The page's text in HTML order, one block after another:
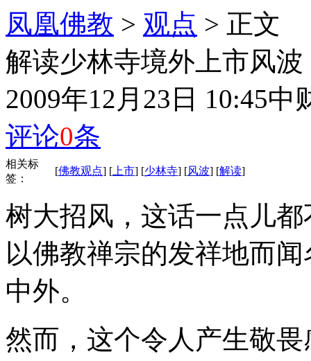
凤凰佛教 > 观点 > 正文
解读少林寺境外上市风
2009年12月23日 10:45中
评论0条
相关标
签：
[佛教观点] [ 上市] [少林寺] [风波] [解读]
树大招风，这话一点儿
以佛教禅宗的发祥地而
中外。
然而，这个令人产生敬